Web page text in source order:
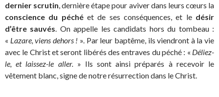
dernier scrutin, dernière étape pour aviver dans leurs cœurs la
conscience du péchéet de ses conséquences, et le désir
d’être sauvés. On appelle les candidats hors du tombeau :
« Lazare, viens dehors ! ». Par leur baptême, ils viendront à la vie
avec le Christ et seront libérés des entraves du péché : « Déliez-
le, et laissez-le aller.» Ils sont ainsi préparés à recevoir le
vêtement blanc, signe de notre résurrection dans le Christ.